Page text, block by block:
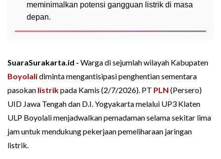
meminimalkan potensi gangguan listrik di masa
depan.
SuaraSurakarta.id - Warga di sejumlah wilayah Kabupaten
Boyolalidiminta mengantisipasi penghentian sementara
pasokan listrikpada Kamis (2/7/2026). PT PLN (Persero)
UID Jawa Tengah dan D.I. Yogyakarta melalui UP3 Klaten
ULP Boyolali menjadwalkan pemadaman selama sekitar lima
jam untuk mendukung pekerjaan pemeliharaan jaringan
listrik.